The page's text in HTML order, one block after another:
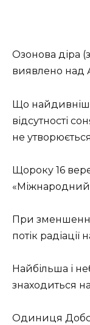
Озонова діра
виявлено над
Що
відсутності
не
Щороку 16
При
потік радіації
Найбільша і
знаходиться
Одиниця